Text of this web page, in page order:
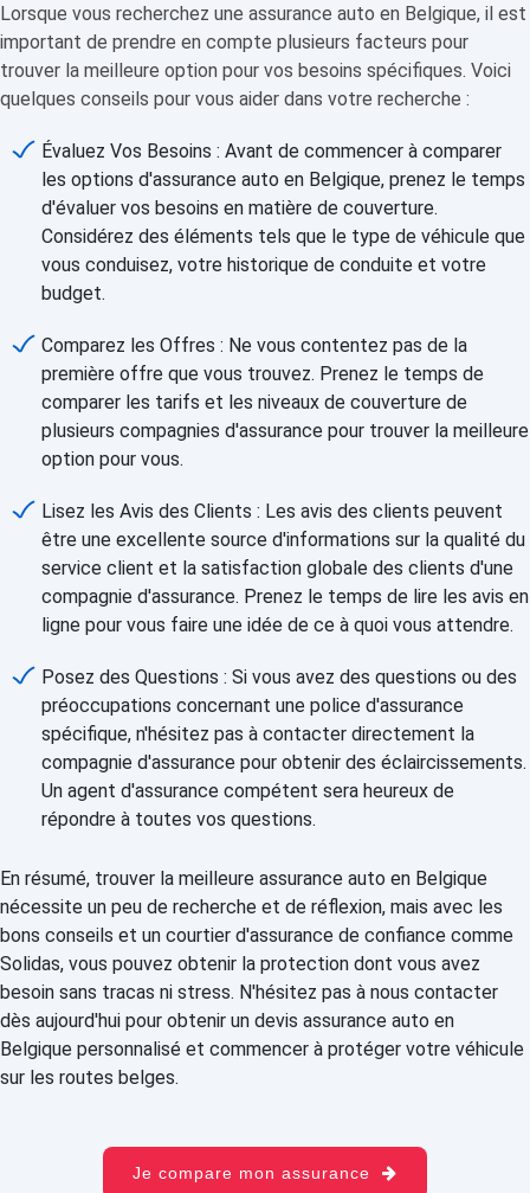
Lorsque vous recherchez une assurance auto en Belgique, il est
important de prendre en compte plusieurs facteurs pour
trouver la meilleure option pour vos besoins spécifiques. Voici
quelques conseils pour vous aider dans votre recherche :
Évaluez Vos Besoins : Avant de commencer à comparer
les options d'assurance auto en Belgique, prenez le temps
d'évaluer vos besoins en matière de couverture.
Considérez des éléments tels que le type de véhicule que
vous conduisez, votre historique de conduite et votre
budget.
Comparez les Offres : Ne vous contentez pas de la
première offre que vous trouvez. Prenez le temps de
comparer les tarifs et les niveaux de couverture de
plusieurs compagnies d'assurance pour trouver la meilleure
option pour vous.
Lisez les Avis des Clients : Les avis des clients peuvent
être une excellente source d'informations sur la qualité du
service client et la satisfaction globale des clients d'une
compagnie d'assurance. Prenez le temps de lire les avis en
ligne pour vous faire une idée de ce à quoi vous attendre.
Posez des Questions : Si vous avez des questions ou des
préoccupations concernant une police d'assurance
spécifique, n'hésitez pas à contacter directement la
compagnie d'assurance pour obtenir des éclaircissements.
Un agent d'assurance compétent sera heureux de
répondre à toutes vos questions.
En résumé, trouver la meilleure assurance auto en Belgique
nécessite un peu de recherche et de réflexion, mais avec les
bons conseils et un courtier d'assurance de confiance comme
Solidas, vous pouvez obtenir la protection dont vous avez
besoin sans tracas ni stress. N'hésitez pas à nous contacter
dès aujourd'hui pour obtenir un devis assurance auto en
Belgique personnalisé et commencer à protéger votre véhicule
sur les routes belges.
Je compare mon assurance